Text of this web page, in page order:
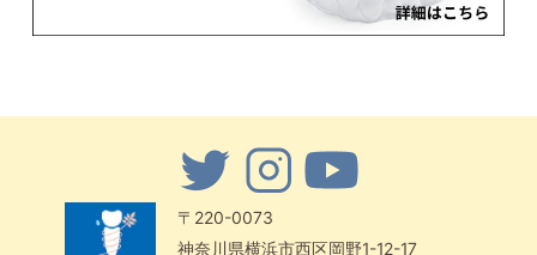
〒220-0073
神奈川県横浜市西区岡野1-12-17